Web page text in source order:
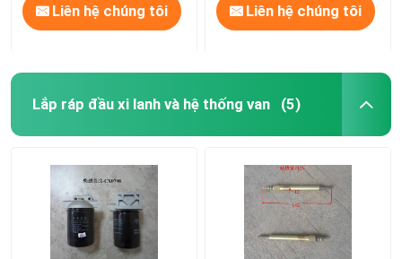
Liên hệ chúng tôi Liên hệ chúng tôi
Lắp ráp đầu xi lanh và hệ thống van (5)